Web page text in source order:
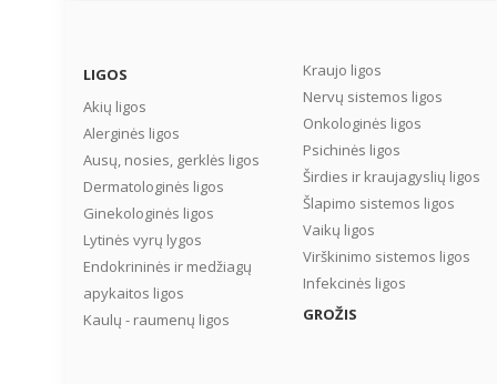
LIGOS
Akių ligos
Alerginės ligos
Ausų, nosies, gerklės ligos
Dermatologinės ligos
Ginekologinės ligos
Lytinės vyrų lygos
Endokrininės ir medžiagų
apykaitos ligos
Kaulų - raumenų ligos
Kraujo ligos
Nervų sistemos ligos
Onkologinės ligos
Psichinės ligos
Širdies ir kraujagyslių ligos
Šlapimo sistemos ligos
Vaikų ligos
Virškinimo sistemos ligos
Infekcinės ligos
GROŽIS